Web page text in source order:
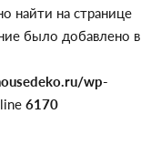
на странице
было добавлено в
wp-
6170